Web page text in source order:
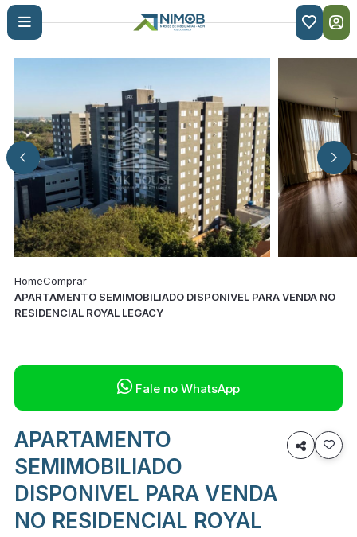

HomeComprar
APARTAMENTO SEMIMOBILIADO DISPONIVEL PARA VENDA NO
RESIDENCIAL ROYAL LEGACY
 Fale no WhatsApp
APARTAMENTO
SEMIMOBILIADO
DISPONIVEL PARA VENDA
NO RESIDENCIAL ROYAL
